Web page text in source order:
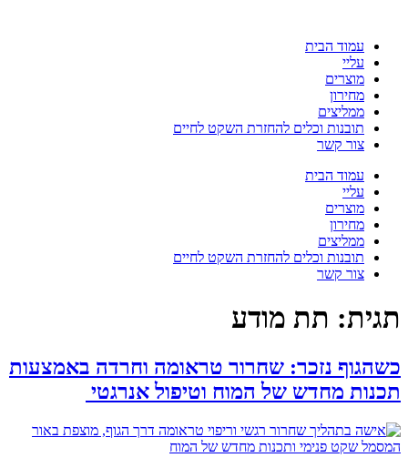
עמוד הבית
עליי
מוצרים
מחירון
ממליצים
תובנות וכלים להחזרת השקט לחיים
צור קשר
עמוד הבית
עליי
מוצרים
מחירון
ממליצים
תובנות וכלים להחזרת השקט לחיים
צור קשר
תת מודע
נזכר: שחרור טראומה וחרדה באמצעות
מחדש של המוח וטיפול אנרגטי